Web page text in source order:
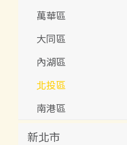
萬華區
大同區
內湖區
北投區
南港區
新北市